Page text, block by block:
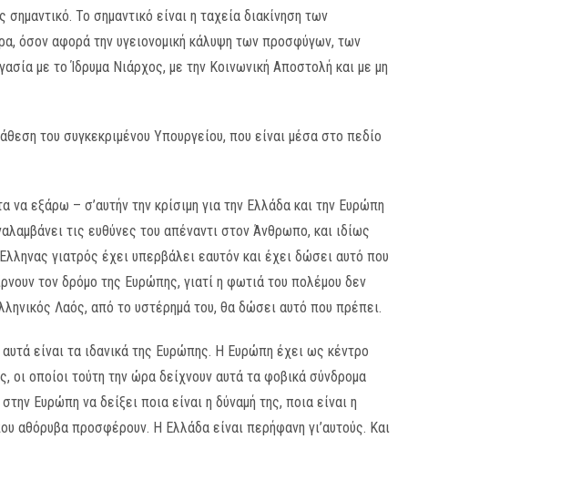
Το σημαντικό είναι η ταχεία διακίνηση των
όσον αφορά την υγειονομική κάλυψη των προσφύγων, των
με το Ίδρυμα Νιάρχος, με την Κοινωνική Αποστολή και με μη
του συγκεκριμένου Υπουργείου, που είναι μέσα στο πεδίο
να εξάρω – σ’αυτήν την κρίσιμη για την Ελλάδα και την Ευρώπη
τις ευθύνες του απέναντι στον Άνθρωπο, και ιδίως
γιατρός έχει υπερβάλει εαυτόν και έχει δώσει αυτό που
τον δρόμο της Ευρώπης, γιατί η φωτιά του πολέμου δεν
Λαός, από το υστέρημά του, θα δώσει αυτό που πρέπει.
είναι τα ιδανικά της Ευρώπης. Η Ευρώπη έχει ως κέντρο
οι οποίοι τούτη την ώρα δείχνουν αυτά τα φοβικά σύνδρομα
Ευρώπη να δείξει ποια είναι η δύναμή της, ποια είναι η
αθόρυβα προσφέρουν. Η Ελλάδα είναι περήφανη γι’αυτούς. Και